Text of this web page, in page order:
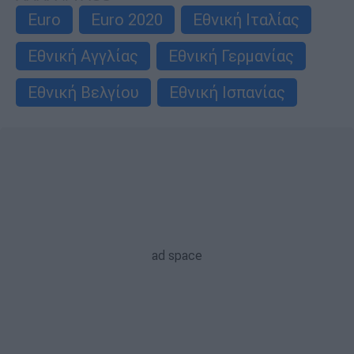
Euro
Euro 2020
Εθνική Ιταλίας
Εθνική Αγγλίας
Εθνική Γερμανίας
Εθνική Βελγίου
Εθνική Ισπανίας